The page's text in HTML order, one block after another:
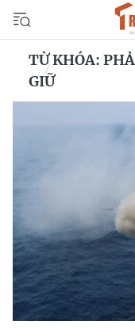
TỪ KHÓA:
GIỮ